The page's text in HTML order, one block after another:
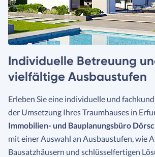
Individuelle Betreuung
vielfältige Ausbaustufen
Erleben Sie eine individuelle und
der Umsetzung Ihres Traumhauses in
Immobilien- und Bauplanungsbüro
mit einer Auswahl an Ausbaustufen, wie
Bausatzhäusern und schlüsselfertigen